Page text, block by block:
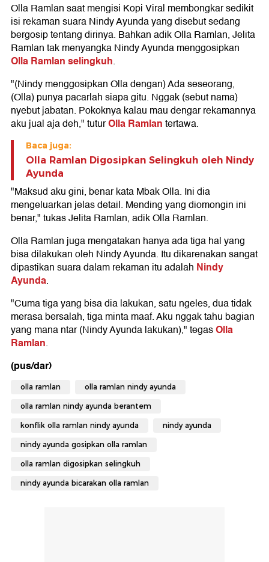
Olla Ramlan saat mengisi Kopi Viral membongkar sedikit
isi rekaman suara Nindy Ayunda yang disebut sedang
bergosip tentang dirinya. Bahkan adik Olla Ramlan, Jelita
Ramlan tak menyangka Nindy Ayunda menggosipkan
Olla Ramlan selingkuh.
"(Nindy menggosipkan Olla dengan) Ada seseorang,
(Olla) punya pacarlah siapa gitu. Nggak (sebut nama)
nyebut jabatan. Pokoknya kalau mau dengar rekamannya
aku jual aja deh," tuturOlla Ramlantertawa.
Baca juga:
Olla Ramlan Digosipkan Selingkuh oleh Nindy
Ayunda
"Maksud aku gini, benar kata Mbak Olla. Ini dia
mengeluarkan jelas detail. Mending yang diomongin ini
benar," tukas Jelita Ramlan, adik Olla Ramlan.
Olla Ramlan juga mengatakan hanya ada tiga hal yang
bisa dilakukan oleh Nindy Ayunda. Itu dikarenakan sangat
dipastikan suara dalam rekaman itu adalah Nindy
Ayunda.
"Cuma tiga yang bisa dia lakukan, satu ngeles, dua tidak
merasa bersalah, tiga minta maaf. Aku nggak tahu bagian
yang mana ntar (Nindy Ayunda lakukan)," tegasOlla
Ramlan.
(pus/dar)
olla ramlan olla ramlan nindy ayunda
olla ramlan nindy ayunda berantem
konflik olla ramlan nindy ayunda nindy ayunda
nindy ayunda gosipkan olla ramlan
olla ramlan digosipkan selingkuh
nindy ayunda bicarakan olla ramlan